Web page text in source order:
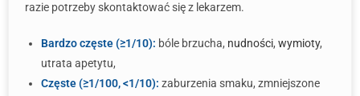
razie potrzeby skontaktować się z lekarzem.
Bardzo częste (≥1/10): bóle brzucha, nudności, wymioty,
utrata apetytu,
Częste (≥1/100, <1/10): zaburzenia smaku, zmniejszone